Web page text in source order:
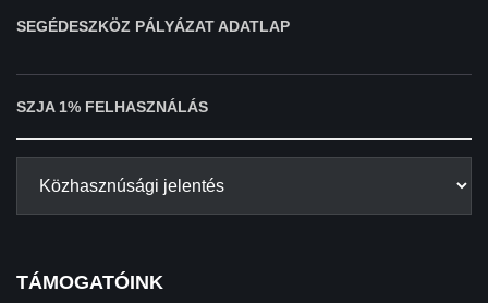
SEGÉDESZKÖZ PÁLYÁZAT ADATLAP
SZJA 1% FELHASZNÁLÁS
TÁMOGATÓINK